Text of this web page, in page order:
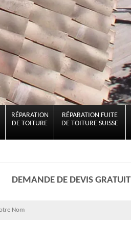
RÉPARATION
DE TOITURE
RÉPARATION FUITE
DE TOITURE SUISSE
DEMANDE DE DEVIS GRATUIT